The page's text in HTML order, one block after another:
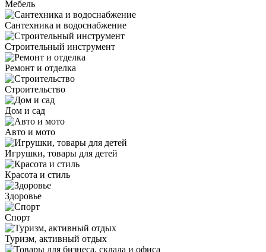
Мебель
Сантехника и водоснабжение
Строительный инструмент
Ремонт и отделка
Строительство
Дом и сад
Авто и мото
Игрушки, товары для детей
Красота и стиль
Здоровье
Спорт
Туризм, активный отдых